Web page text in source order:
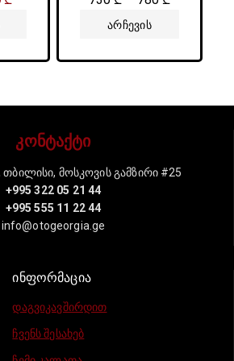
5-
დან
Არჩევის
კონტაქტი
მოსკოვის გამზირი #25
+995 322 05 21 44
+995 555 11 22 44
info@otogeorgia.ge
ინფორმაცია
დაგვიკავშირდით
ჩვენს შესახებ